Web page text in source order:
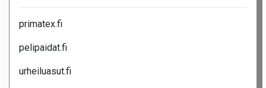
primatex.fi
pelipaidat.fi
urheiluasut.fi